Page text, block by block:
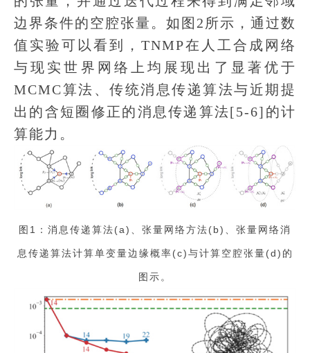
边界条件的空腔张量。如图2所示，通过数
值实验可以看到，TNMP在人工合成网络
与现实世界网络上均展现出了显著优于
MCMC算法、传统消息传递算法与近期提
出的含短圈修正的消息传递算法[5-6]的计
算能力。
图1：消息传递算法(a)、张量网络方法(b)、张量网络消
息传递算法计算单变量边缘概率(c)与计算空腔张量(d)的
图示。